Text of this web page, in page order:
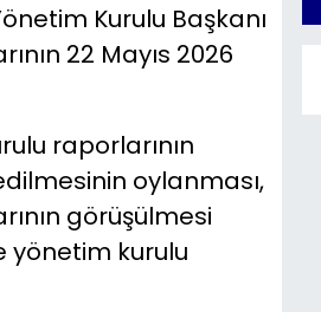
Kurulu Başkanı
22 Mayıs 2026
raporlarının
oylanması,
görüşülmesi
yönetim kurulu